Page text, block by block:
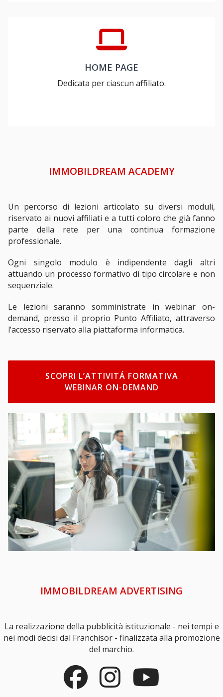
HOME PAGE
Dedicata per ciascun affiliato.
IMMOBILDREAM ACADEMY
Un percorso di lezioni articolato su diversi moduli,
riservato ai nuovi affiliati e a tutti coloro che già fanno
parte della rete per una continua formazione
professionale.
Ogni singolo modulo è indipendente dagli altri
attuando un processo formativo di tipo circolare e non
sequenziale.
Le lezioni saranno somministrate in webinar on-
demand, presso il proprio Punto Affiliato, attraverso
l’accesso riservato alla piattaforma informatica.
SCOPRI L’ATTIVITÁ FORMATIVA
WEBINAR ON-DEMAND
IMMOBILDREAM ADVERTISING
La realizzazione della pubblicità istituzionale - nei tempi e
nei modi decisi dal Franchisor - finalizzata alla promozione
del marchio.